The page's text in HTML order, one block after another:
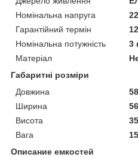
Номінальна напруга
Гарантійний термін
Номінальна потужність
3
Матеріал
Габаритні розміри
Довжина
Ширина
Висота
Вага
Описание емкостей